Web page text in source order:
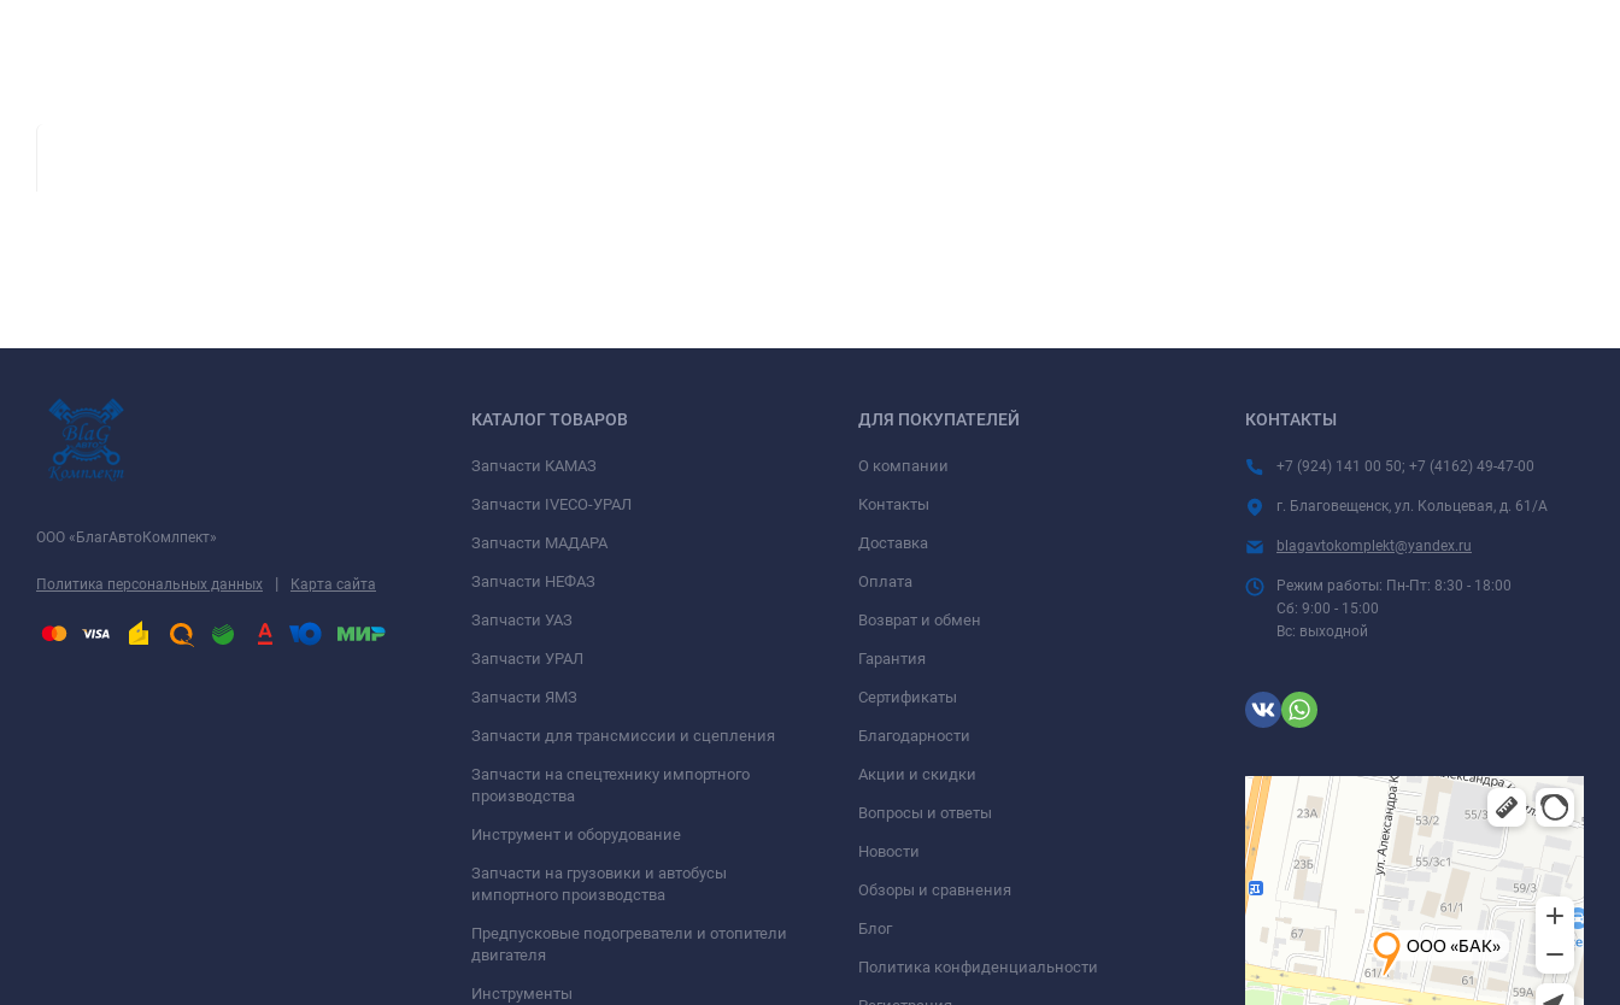
ООО «БлагАвтоКомлпект»
Политика персональных данных | Карта сайта
КАТАЛОГ ТОВАРОВ
Запчасти КАМАЗ
Запчасти IVECO-УРАЛ
Запчасти МАДАРА
Запчасти НЕФАЗ
Запчасти УАЗ
Запчасти УРАЛ
Запчасти ЯМЗ
Запчасти для трансмиссии и сцепления
Запчасти на спецтехнику импортного
производства
Инструмент и оборудование
Запчасти на грузовики и автобусы
импортного производства
Предпусковые подогреватели и отопители
двигателя
Инструменты
ДЛЯ ПОКУПАТЕЛЕЙ
О компании
Контакты
Доставка
Оплата
Возврат и обмен
Гарантия
Сертификаты
Благодарности
Акции и скидки
Вопросы и ответы
Новости
Обзоры и сравнения
Блог
Политика конфиденциальности
КОНТАКТЫ
+7 (924) 141 00 50; +7 (4162) 49-47-00
г. Благовещенск, ул. Кольцевая, д. 61/А
blagavtokomplekt@yandex.ru
Режим работы: Пн-Пт: 8:30 - 18:00
Сб: 9:00 - 15:00
Вс: выходной